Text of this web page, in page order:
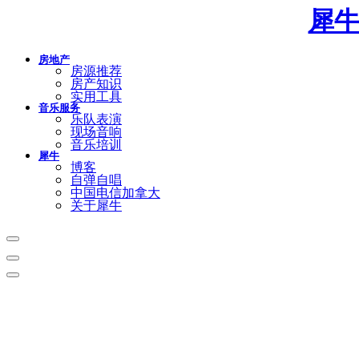
犀
房地产
房源推荐
房产知识
实用工具
音乐服务
乐队表演
现场音响
音乐培训
犀牛
博客
自弹自唱
中国电信加拿大
关于犀牛